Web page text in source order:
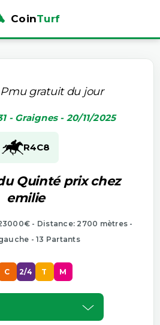
CoinTurf
gratuit du jour
- Graignes - 20/11/2025
R4C8
Quinté prix chez
emilie
- Distance: 2700 mètres -
- 13 Partants
C 2/4 T M